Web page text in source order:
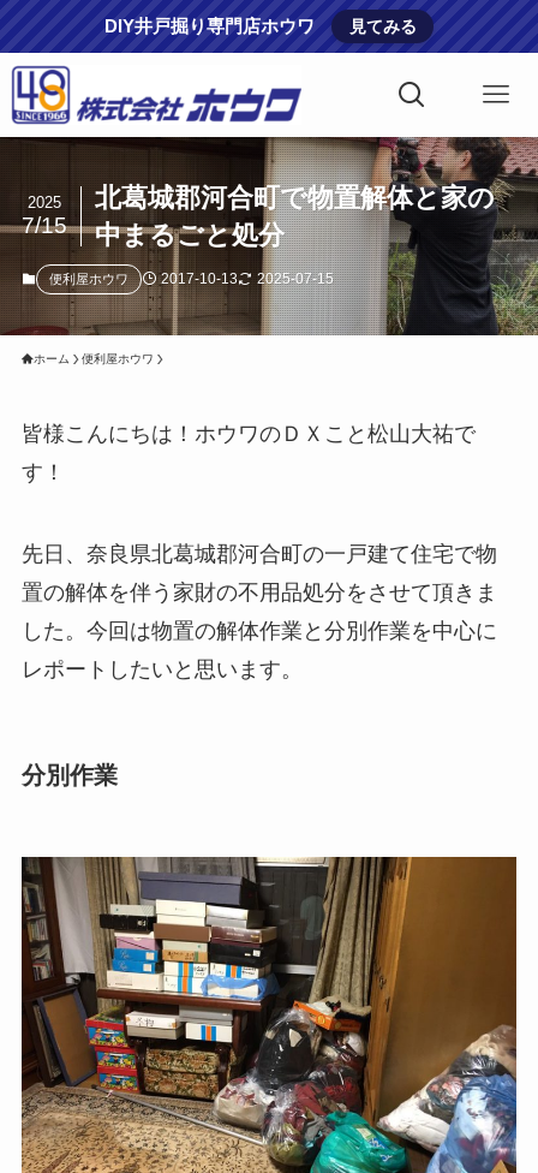
DIY井戸掘り専門店ホウワ 見てみる
北葛城郡河合町で物置解体と家の
中まるごと処分
2025
7/15
便利屋ホウワ 2017-10-13 2025-07-15
ホーム 便利屋ホウワ
皆様こんにちは！ホウワのＤＸこと松山大祐で
す！
先日、奈良県北葛城郡河合町の一戸建て住宅で物
置の解体を伴う家財の不用品処分をさせて頂きま
した。今回は物置の解体作業と分別作業を中心に
レポートしたいと思います。
分別作業